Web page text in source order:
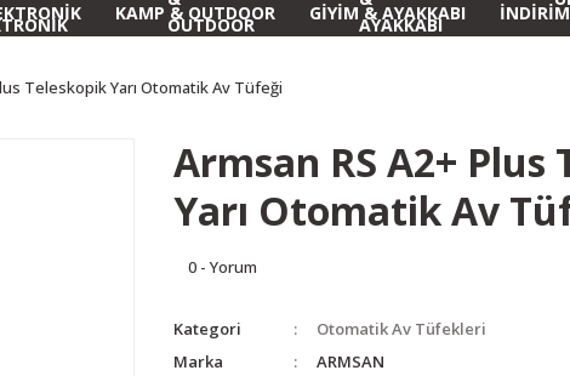
KAMP & OUTDOOR GİYİM & AYAKKABI
Teleskopik Yarı Otomatik Av Tüfeği
Armsan RS A2+ Plus
Yarı Otomatik Av
0 - Yorum
Kategori
Otomatik Av Tüfekleri
Marka
ARMSAN